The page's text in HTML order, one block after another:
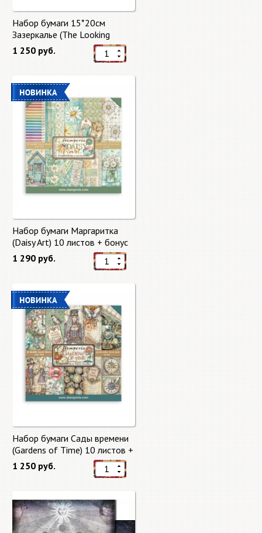
Набор бумаги 15*20см
Зазеркалье (The Looking
Glass) 27 листов от 49 Market
1 250 руб.
Набор бумаги Маргаритка
(Daisy Art) 10 листов + бонус
от Stamperia
1 290 руб.
Набор бумаги Сады времени
(Gardens of Time) 10 листов +
бонус от Stamperia
1 250 руб.